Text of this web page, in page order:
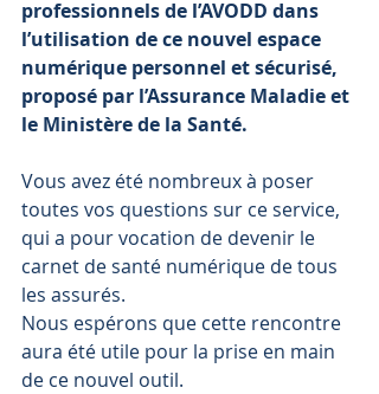
professionnels de l’AVODD dans
l’utilisation de ce nouvel espace
numérique personnel et sécurisé,
proposé par l’Assurance Maladie et
le Ministère de la Santé.
Vous avez été nombreux à poser
toutes vos questions sur ce service,
qui a pour vocation de devenir le
carnet de santé numérique de tous
les assurés.
Nous espérons que cette rencontre
aura été utile pour la prise en main
de ce nouvel outil.